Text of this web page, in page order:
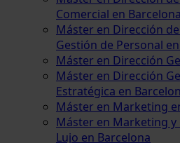
Comercial en Barcelona
Máster en Dirección
Gestión de Personal
Máster en Dirección
Máster en Dirección
Estratégica en
Máster en Marketing
Máster en Marketing y
Lujo en Barcelona